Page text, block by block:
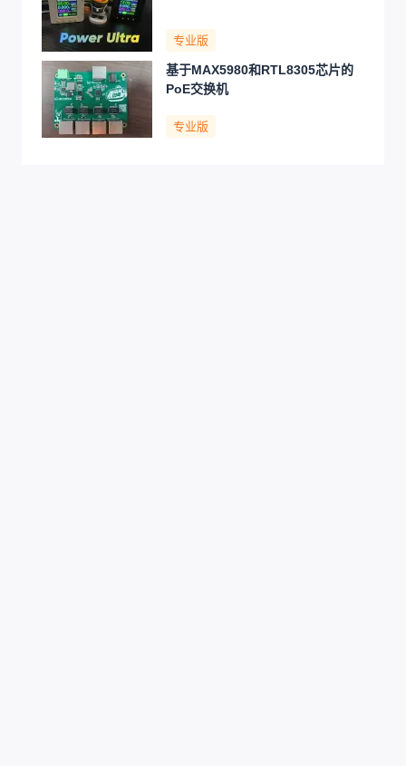
专业版
基于MAX5980和RTL8305芯片的
PoE交换机
专业版